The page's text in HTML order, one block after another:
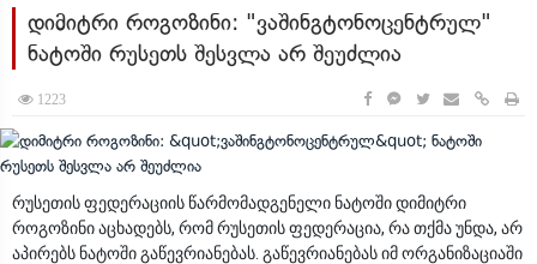
დიმიტრი როგოზინი: "ვაშინგტონოცენტრულ"
ნატოში რუსეთს შესვლა არ შეუძლია
1223
რუსეთის ფედერაციის წარმომადგენელი ნატოში დიმიტრი
როგოზინი აცხადებს, რომ რუსეთის ფედერაცია, რა თქმა უნდა, არ
აპირებს ნატოში გაწევრიანებას. გაწევრიანებას იმ ორგანიზაციაში